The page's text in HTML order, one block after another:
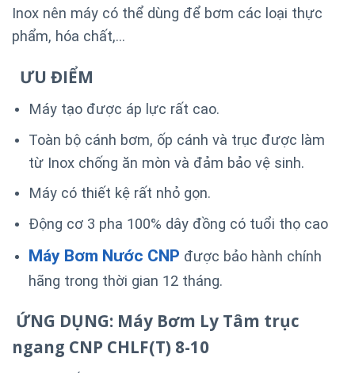
Inox nên máy có thể dùng để bơm các loại thực
phẩm, hóa chất,…
ƯU ĐIỂM
Máy tạo được áp lực rất cao.
Toàn bộ cánh bơm, ốp cánh và trục được làm
từ Inox chống ăn mòn và đảm bảo vệ sinh.
Máy có thiết kệ rất nhỏ gọn.
Động cơ 3 pha 100% dây đồng có tuổi thọ cao
Máy Bơm Nước CNP được bảo hành chính
hãng trong thời gian 12 tháng.
ỨNG DỤNG: Máy Bơm Ly Tâm trục
ngang CNP CHLF(T) 8-10